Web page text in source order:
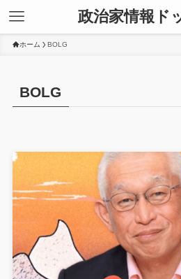
政治家情報ド
ホーム BOLG
BOLG